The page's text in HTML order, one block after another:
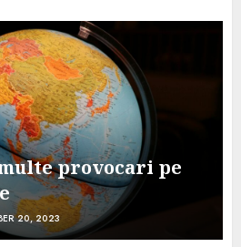
multe provocari pe
20, 2023